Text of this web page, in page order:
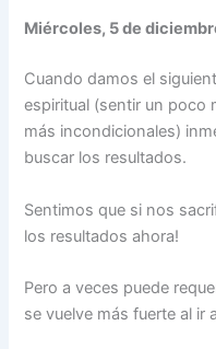
Miércoles, 5 de
Cuando damos el
espiritual (sentir un poco
más incondicionales)
buscar los resultados.
Sentimos que si nos
los resultados ahora!
Pero a veces puede
se vuelve más fuerte al ir